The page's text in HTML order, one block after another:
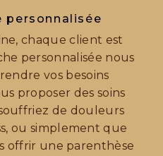
personnalisée
chaque client est
personnalisée nous
vos besoins
proposer des soins
de douleurs
ou simplement que
offrir une parenthèse